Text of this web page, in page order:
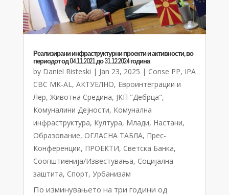
Реализирани инфраструктурни проекти и активности, во
периодот од 04.11.2021 до 31.12.2024 година
by Daniel Risteski | Jan 23, 2025 | Conse PP, IPA
CBC MK-AL, АКТУЕЛНО, Евроинтеграции и
Лер, Животна Средина, ЈКП "Дебрца",
Комуналини Дејности, Комунална
инфраструктура, Култура, Млади, Настани,
Образование, ОГЛАСНА ТАБЛА, Прес-
Конференции, ПРОЕКТИ, Светска Банка,
Соопштиенија/Известувања, Социјална
заштита, Спорт, Урбанизам
По изминувањето на три години од